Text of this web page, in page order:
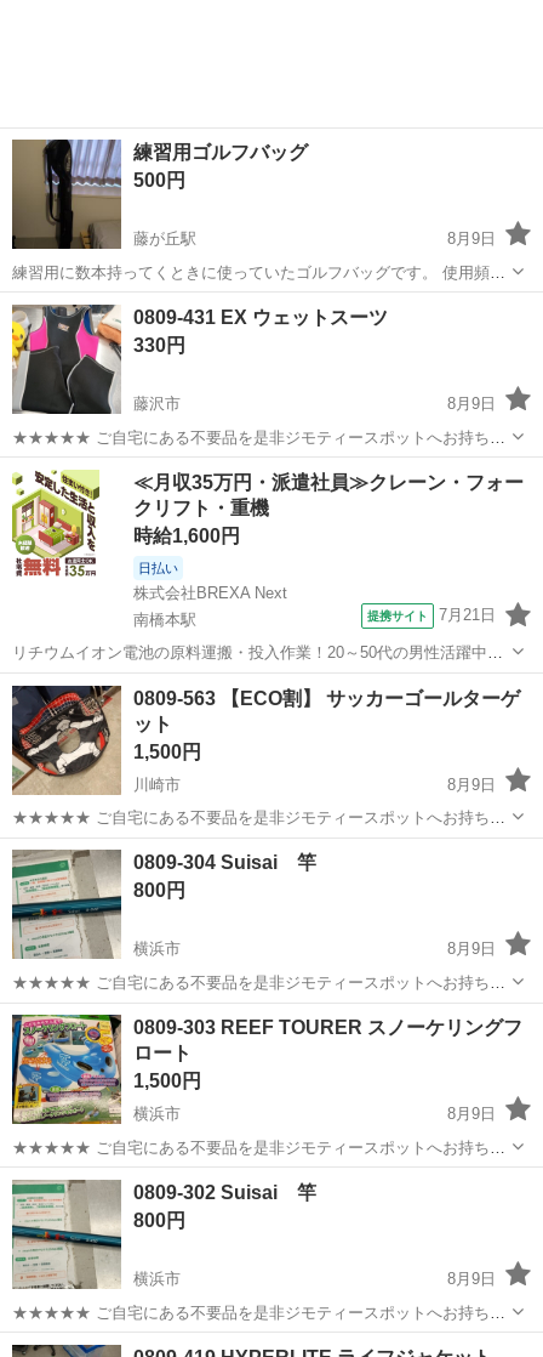
練習用ゴルフバッグ
500円
藤が丘駅
8月9日
練習用に数本持ってくときに使っていたゴルフバッグです。 使用頻度
が低かったため状態は悪くありません。（合皮の加水分解もありませ
ん。） 自宅付近であればお届けしますが、基本的には自宅に取りに来
ていただける方優先とさせていただきます。
神奈川 横浜市 ゴルフ
0809-431 EX ウェットスーツ
330円
藤沢市
8月9日
★★★★★ ご自宅にある不要品を是非ジモティースポットへお持ち込
みしませんか？ 家電、趣味・スポーツ・レジャー用品、こども用品、
衣料服飾品、生活雑貨、家具、本、CD・DVDなどが無料でまとめて持
ち込めます！ ※詳細はこ...
神奈川 藤沢市 その他 ウェットスーツ
≪月収35万円・派遣社員≫クレーン・フォー
クリフト・重機
時給1,600円
日払い
株式会社BREXA Next
南橋本駅
提携サイト 7月21日
リチウムイオン電池の原料運搬・投入作業！20～50代の男性活躍中★
ワンルーム寮完備！赴任旅費会社負担！年間休日130日★フォークリフ
ト免許お持ちの方、活躍中！就業先食堂利用可★《神奈川県相模原
市》 人気の工場のお仕事 ◇電...
神奈川 相模原市 南橋本駅 その他
0809-563 【ECO割】 サッカーゴールターゲ
ット
1,500円
川崎市
8月9日
★★★★★ ご自宅にある不要品を是非ジモティースポットへお持ち込
みしませんか？ 家電、趣味・スポーツ・レジャー用品、こども用品、
衣料服飾品、生活雑貨、家具、本、CD・DVDなどが無料でまとめて持
ち込めます！ ※詳細はこ...
神奈川 川崎市
0809-304 Suisai 竿
800円
横浜市
8月9日
★★★★★ ご自宅にある不要品を是非ジモティースポットへお持ち込
みしませんか？ 家電、趣味・スポーツ・レジャー用品、こども用品、
衣料服飾品、生活雑貨、家具、本、CD・DVDなどが無料でまとめて持
ち込めます！ ※詳細はこ...
神奈川 横浜市
0809-303 REEF TOURER スノーケリングフ
ロート
1,500円
横浜市
8月9日
★★★★★ ご自宅にある不要品を是非ジモティースポットへお持ち込
みしませんか？ 家電、趣味・スポーツ・レジャー用品、こども用品、
衣料服飾品、生活雑貨、家具、本、CD・DVDなどが無料でまとめて持
ち込めます！ ※詳細はこ...
神奈川 横浜市
0809-302 Suisai 竿
800円
横浜市
8月9日
★★★★★ ご自宅にある不要品を是非ジモティースポットへお持ち込
みしませんか？ 家電、趣味・スポーツ・レジャー用品、こども用品、
神奈川 横浜市